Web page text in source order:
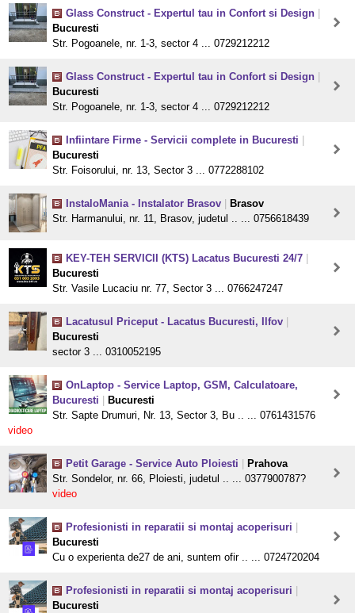
Glass Construct - Expertul tau in Confort si Design
Bucuresti
Str. Pogoanele, nr. 1-3, sector 4 ... 0729212212
Glass Construct - Expertul tau in Confort si Design
Bucuresti
Str. Pogoanele, nr. 1-3, sector 4 ... 0729212212
Infiintare Firme - Servicii complete in Bucuresti
Bucuresti
Str. Foisorului, nr. 13, Sector 3 ... 0772288102
InstaloMania - Instalator Brasov
Brasov
Str. Harmanului, nr. 11, Brasov, judetul .. ... 0756618439
KEY-TEH SERVICII (KTS) Lacatus Bucuresti 24/7
Bucuresti
Str. Vasile Lucaciu nr. 77, Sector 3 ... 0766247247
Lacatusul Priceput - Lacatus Bucuresti, Ilfov
Bucuresti
sector 3 ... 0310052195
OnLaptop - Service Laptop, GSM, Calculatoare,
Bucuresti
Bucuresti
Str. Sapte Drumuri, Nr. 13, Sector 3, Bu .. ... 0761431576
video
Petit Garage - Service Auto Ploiesti
Prahova
Str. Sondelor, nr. 66, Ploiesti, judetul .. ... 0377900787?
video
Profesionisti in reparatii si montaj acoperisuri
Bucuresti
Cu o experienta de27 de ani, suntem ofir .. ... 0724720204
Profesionisti in reparatii si montaj acoperisuri
Bucuresti